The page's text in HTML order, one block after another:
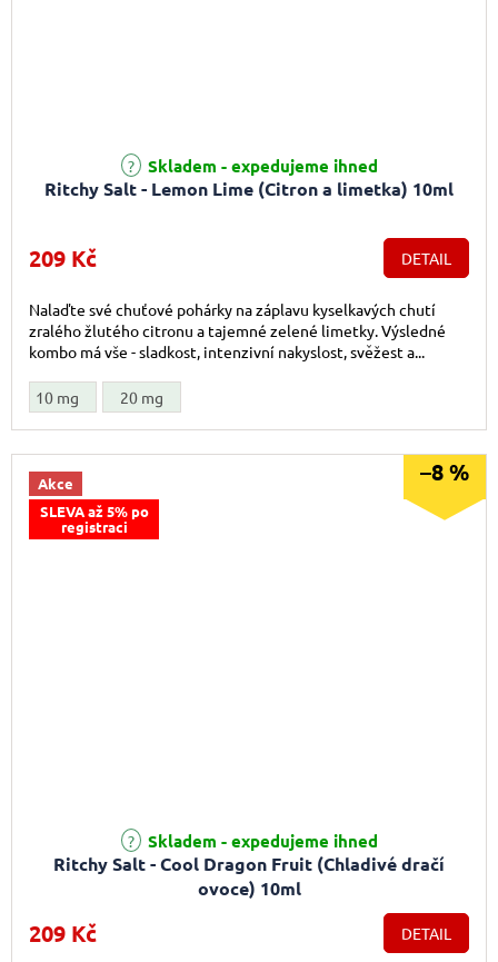
Ritchy Salt - Lemon Lime (Citron a limetka) 10ml
Skladem - expedujeme ihned
209 Kč DETAIL
Nalaďte své chuťové pohárky na záplavu kyselkavých chutí
zralého žlutého citronu a tajemné zelené limetky. Výsledné
kombo má vše - sladkost, intenzivní nakyslost, svěžest a...
10 mg 20 mg
Akce
SLEVA až 5% po
registraci
–8 %
Ritchy Salt - Cool Dragon Fruit (Chladivé dračí
ovoce) 10ml
Skladem - expedujeme ihned
209 Kč DETAIL